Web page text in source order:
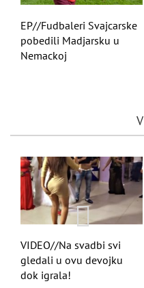
EP//Fudbaleri Svajcarske
pobedili Madjarsku u
Nemackoj
VIDEO//Na svadbi svi
gledali u ovu devojku
dok igrala!